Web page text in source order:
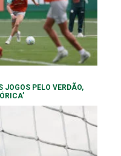
JOGOS PELO VERDÃO,